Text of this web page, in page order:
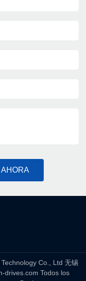
Co., Ltd 无锡
drives.com Todos los